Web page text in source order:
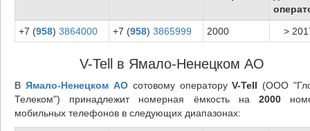
+7 (958) 3864000 +7 (958) 3865999 2000 >
V-Tell в Ямало-Ненецком АО
В Ямало-Ненецком АОсотовому операторуV-Tell (ООО
Телеком") принадлежит номерная ёмкость на2000
мобильных телефонов в следующих диапазонах: